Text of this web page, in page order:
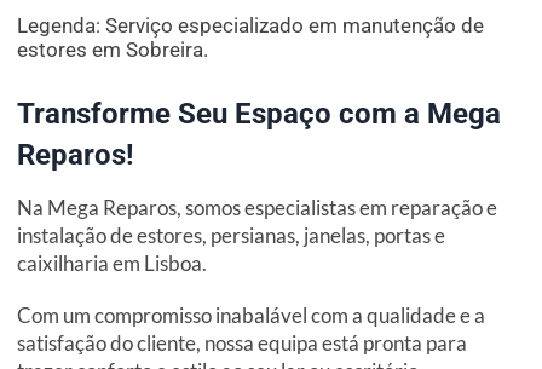
Legenda: Serviço especializado em manutenção de
estores em Sobreira.
Transforme Seu Espaço com a Mega
Reparos!
Na Mega Reparos, somos especialistas em reparação e
instalação de estores, persianas, janelas, portas e
caixilharia em Lisboa.
Com um compromisso inabalável com a qualidade e a
satisfação do cliente, nossa equipa está pronta para